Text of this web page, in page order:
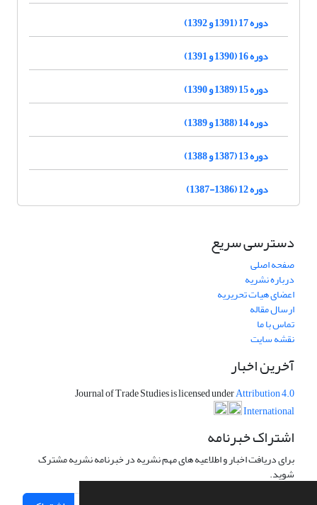
دوره 17 (1391 و 1392)
دوره 16 (1390 و 1391)
دوره 15 (1389 و 1390)
دوره 14 (1388 و 1389)
دوره 13 (1387 و 1388)
دوره 12 (1386-1387)
دسترسی سریع
صفحه اصلی
درباره نشریه
اعضای هیات تحریریه
ارسال مقاله
تماس با ما
نقشه سایت
آخرین اخبار
Journal of Trade Studies is licensed underAttribution 4.0
International
اشتراک خبرنامه
برای دریافت اخبار و اطلاعیه های مهم نشریه در خبرنامه نشریه مشترک
شوید.